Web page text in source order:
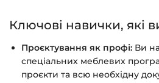
Ключові навички, які
Проєктування як профі: Ви
спеціальних меблевих
проєкти та всю необхідну